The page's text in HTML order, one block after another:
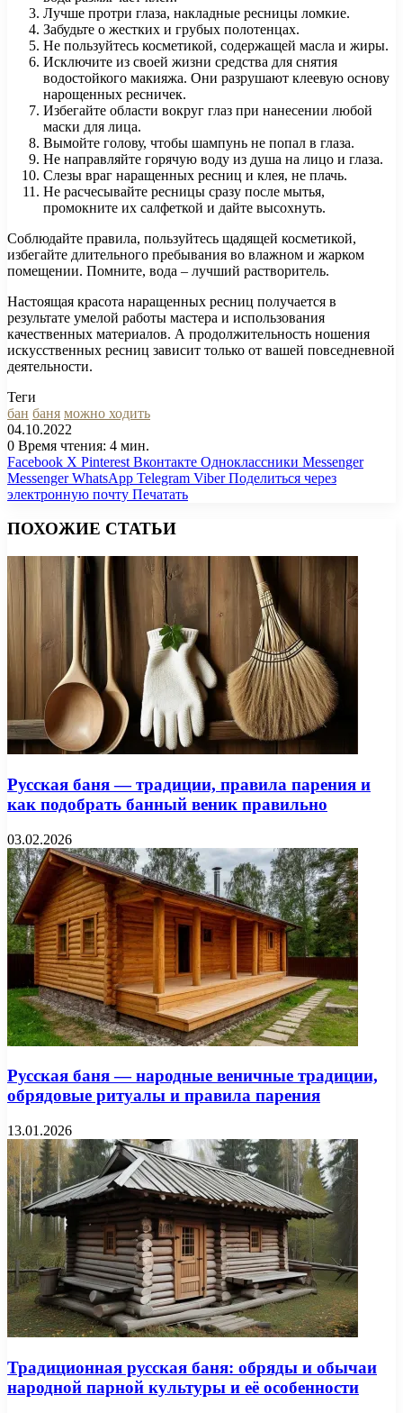
Лучше протри глаза, накладные ресницы ломкие.
Забудьте о жестких и грубых полотенцах.
Не пользуйтесь косметикой, содержащей масла и жиры.
Исключите из своей жизни средства для снятия
водостойкого макияжа. Они разрушают клеевую основу
нарощенных ресничек.
Избегайте области вокруг глаз при нанесении любой
маски для лица.
Вымойте голову, чтобы шампунь не попал в глаза.
Не направляйте горячую воду из душа на лицо и глаза.
Слезы враг наращенных ресниц и клея, не плачь.
Не расчесывайте ресницы сразу после мытья,
промокните их салфеткой и дайте высохнуть.
Соблюдайте правила, пользуйтесь щадящей косметикой,
избегайте длительного пребывания во влажном и жарком
помещении. Помните, вода – лучший растворитель.
Настоящая красота наращенных ресниц получается в
результате умелой работы мастера и использования
качественных материалов. А продолжительность ношения
искусственных ресниц зависит только от вашей повседневной
деятельности.
Теги
бан баня можно ходить
04.10.2022
0 Время чтения: 4 мин.
Facebook X Pinterest Вконтакте Одноклассники Messenger
Messenger WhatsApp Telegram Viber Поделиться через
электронную почту Печатать
ПОХОЖИЕ СТАТЬИ
Русская баня — традиции, правила парения и
как подобрать банный веник правильно
03.02.2026
Русская баня — народные веничные традиции,
обрядовые ритуалы и правила парения
13.01.2026
Традиционная русская баня: обряды и обычаи
народной парной культуры и её особенности